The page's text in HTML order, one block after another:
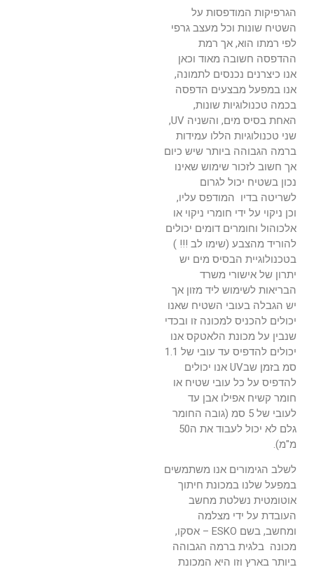
הגרפיקות המודפסות על
השטיח שונות וכל מעצב גרפי
לפי רמתו הוא, אך רמת
ההדפסה חשובה מאוד וכאן
אנו כיצרנים נכנסים לתמונה,
אנו במפעל מבצעים הדפסה
בכמה טכנולוגיות שונות,
האחת בסיס מים, והשניה UV,
שני טכנולוגיות הללו עמידות
ברמה הגבוהה ביותר שיש כיום
אך חשוב לזכור שימוש שאינו
נכון בשטיח יכול לגרום
לשריטה בדיו המודפס עליו,
וכן ניקוי על ידי חומרי ניקוי או
אלכוהול וחומרים דומים יכולים
להוריד מהצבע (שימו לב !!! )
בטכנולוגיית הבסיס מים יש
יתרון של אישורי משרד
הבריאות לשימוש ליד מזון אך
יש הגבלה בעובי השטיח שאנו
יכולים להכניס למכונה זו ובכדי
שנבין על מכונת הלאטקס אנו
יכולים להדפיס עד עובי של 1.1
סמ בזמן שבUV אנו יכולים
להדפיס על כל עובי שטיח או
חומר קשיח אפילו אבן עד
לעובי של 5 סמ (גובה החומר
גלם לא יכול לעבוד את ה50
מ"מ).
לשלב הגימורים אנו משתמשים
במפעל שלנו במכונת חיתוך
אוטומטית נשלטת מחשב
העובדת על ידי מצלמה
ומחשב, בשם ESKO – אסקו,
מכונה בלגית ברמה הגבוהה
ביותר בארץ וזו היא המכונת